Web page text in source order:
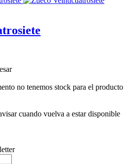
no tenemos stock para el producto
cuando vuelva a estar disponible